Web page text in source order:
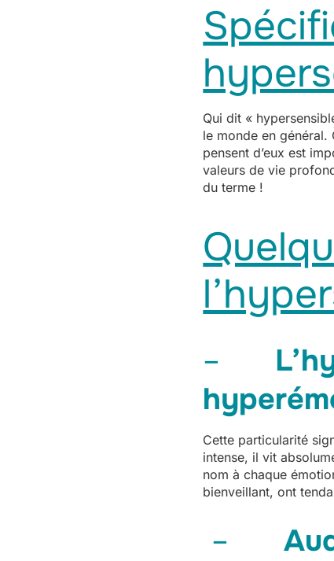
Qui dit «
le monde en
pensent d’eux est
valeurs de vie
du terme !
–
Cette particularité
intense, il vit
nom à chaque
bienveillant, ont
–